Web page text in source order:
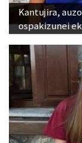
Kantujira,
ospakizunei